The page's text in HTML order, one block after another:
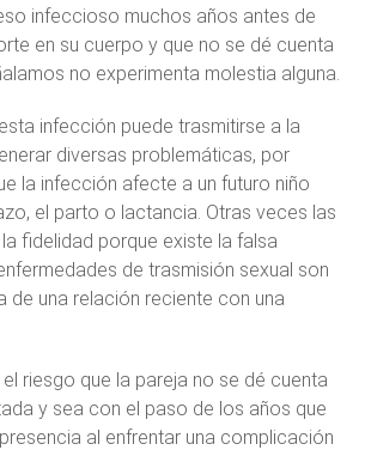
infeccioso muchos años antes de
en su cuerpo y que no se dé cuenta
no experimenta molestia alguna.
infección puede trasmitirse a la
diversas problemáticas, por
la infección afecte a un futuro niño
el parto o lactancia. Otras veces las
fidelidad porque existe la falsa
de trasmisión sexual son
de una relación reciente con una
riesgo que la pareja no se dé cuenta
y sea con el paso de los años que
al enfrentar una complicación